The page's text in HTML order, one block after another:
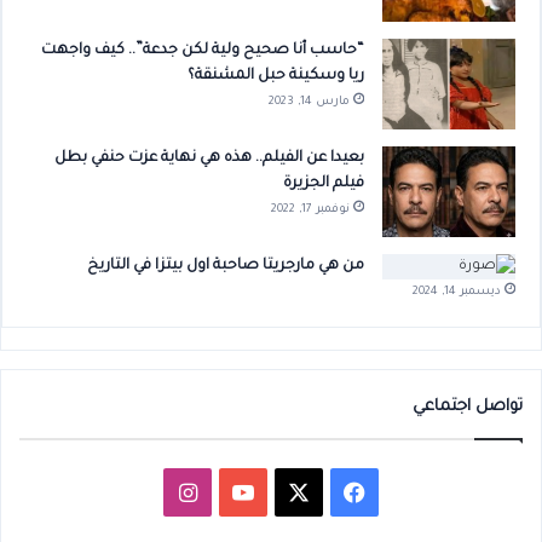
“حاسب أنا صحيح ولية لكن جدعة”.. كيف واجهت
ريا وسكينة حبل المشنقة؟
مارس 14, 2023
بعيدا عن الفيلم.. هذه هي نهاية عزت حنفي بطل
فيلم الجزيرة
نوفمبر 17, 2022
من هي مارجريتا صاحبة اول بيتزا في التاريخ
ديسمبر 14, 2024
تواصل اجتماعي
فيسبوك ‫YouTubeانستقرام